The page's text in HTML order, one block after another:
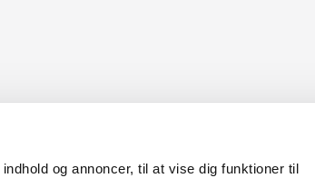
og annoncer, til at vise dig funktioner til